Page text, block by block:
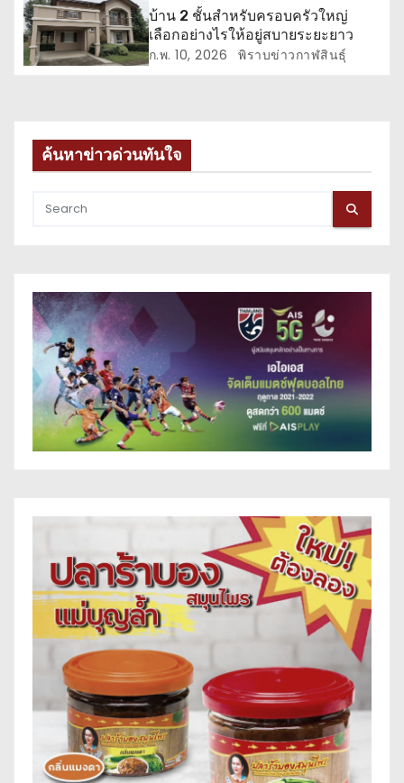
ง
บ้าน 2 ชั้นสำหรับครอบครัวใหญ่
เลือกอย่างไรให้อยู่สบายระยะยาว
ก.พ. 10, 2026 พิราบข่าวกาฬสินธุ์
ค้นหาข่าวด่วนทันใจ